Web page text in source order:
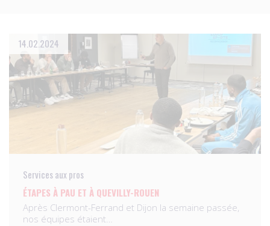
14.02.2024
Services aux pros
ÉTAPES À PAU ET À QUEVILLY-ROUEN
Après Clermont-Ferrand et Dijon la semaine passée,
nos équipes étaient…